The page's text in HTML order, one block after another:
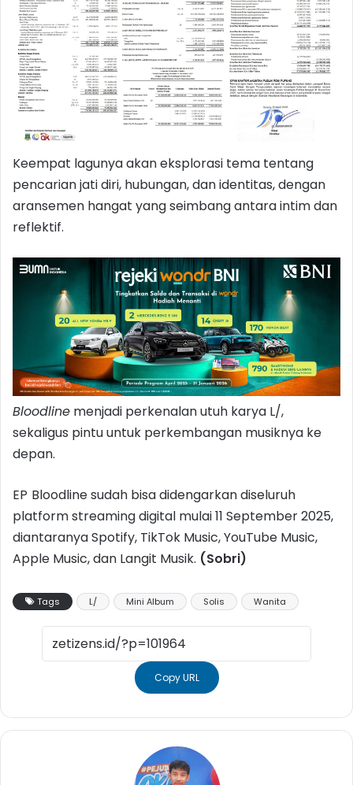
Keempat lagunya akan eksplorasi tema tentang
pencarian jati diri, hubungan, dan identitas, dengan
aransemen hangat yang seimbang antara intim dan
reflektif.
Bloodline menjadi perkenalan utuh karya L/,
sekaligus pintu untuk perkembangan musiknya ke
depan.
EP Bloodline sudah bisa didengarkan diseluruh
platform streaming digital mulai 11 September 2025,
diantaranya Spotify, TikTok Music, YouTube Music,
Apple Music, dan Langit Musik. (Sobri)
Tags L/ Mini Album Solis Wanita
Copy URL